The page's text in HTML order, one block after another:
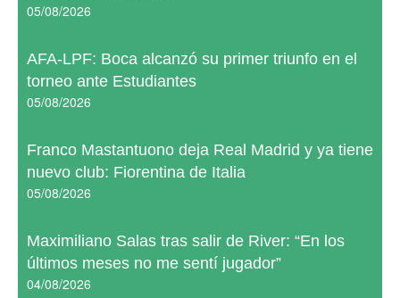
05/08/2026
AFA-LPF: Boca alcanzó su primer triunfo en el
torneo ante Estudiantes
05/08/2026
Franco Mastantuono deja Real Madrid y ya tiene
nuevo club: Fiorentina de Italia
05/08/2026
Maximiliano Salas tras salir de River: “En los
últimos meses no me sentí jugador”
04/08/2026